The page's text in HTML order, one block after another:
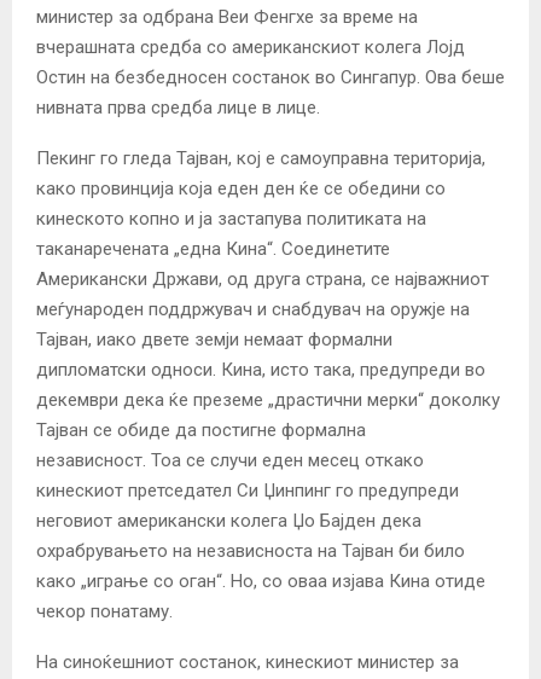
министер за одбрана Веи Фенгхе за време на
вчерашната средба со американскиот колега Лојд
Остин на безбедносен состанок во Сингапур. Ова беше
нивната прва средба лице в лице.
Пекинг го гледа Тајван, кој е самоуправна територија,
како провинција која еден ден ќе се обедини со
кинеското копно и ја застапува политиката на
таканаречената „една Кина“. Соединетите
Американски Држави, од друга страна, се најважниот
меѓународен поддржувач и снабдувач на оружје на
Тајван, иако двете земји немаат формални
дипломатски односи. Кина, исто така, предупреди во
декември дека ќе преземе „драстични мерки“ доколку
Тајван се обиде да постигне формална
независност. Тоа се случи еден месец откако
кинескиот претседател Си Џинпинг го предупреди
неговиот американски колега Џо Бајден дека
охрабрувањето на независноста на Тајван би било
како „играње со оган“. Но, со оваа изјава Кина отиде
чекор понатаму.
На синоќешниот состанок, кинескиот министер за